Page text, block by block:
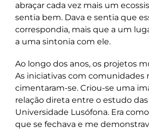
abraçar cada vez mais um
sentia bem. Dava e sentia que
correspondia, mais que a um
a uma sintonia com ele.
Ao longo dos anos, os projetos
As iniciativas com comunidades
cimentaram-se. Criou-se uma
relação direta entre o estudo das
Universidade Lusófona. Era
que se fechava e me